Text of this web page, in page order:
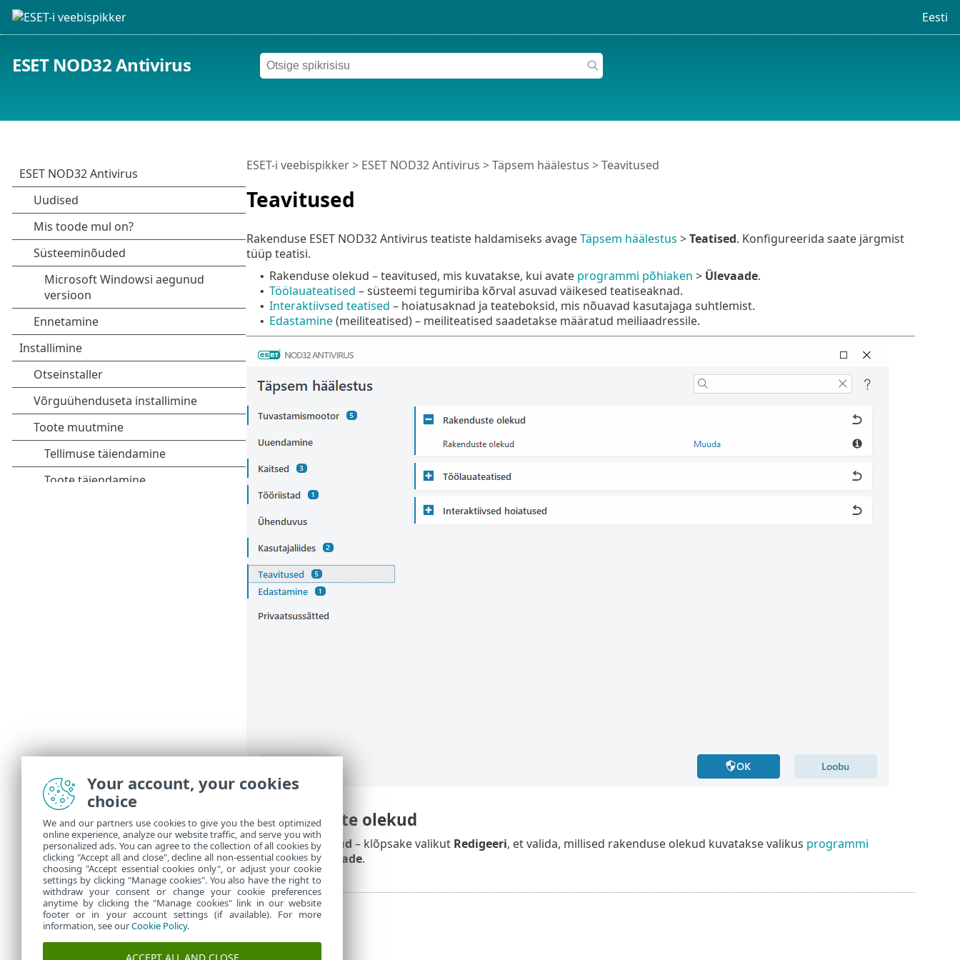
Eesti
ESET NOD32 Antivirus
Teavitused
ESET-i veebispikker> ESET NOD32 Antivirus >Täpsem häälestus > Teavitused
Rakenduse ESET NOD32 Antivirus teatiste haldamiseks avageTäpsem häälestus >Teatised. Konfigureerida saate järgmist
tüüp teatisi.
• Rakenduse olekud – teavitused, mis kuvatakse, kui avate programmi põhiaken > Ülevaade.
• Töölauateatised – süsteemi tegumiriba kõrval asuvad väikesed teatiseaknad.
• Interaktiivsed teatised – hoiatusaknad ja teateboksid, mis nõuavad kasutajaga suhtlemist.
• Edastamine(meiliteatised) – meiliteatised saadetakse määratud meiliaadressile.
Rakenduste olekud
Rakenduse olekud – klõpsake valikut Redigeeri, et valida, millised rakenduse olekud kuvatakse valikus programmi
põhiaken> Ülevaade.
Your account, your cookies
choice
We and our partners use cookies to give you the best optimized
online experience, analyze our website traffic, and serve you with
personalized ads. You can agree to the collection of all cookies by
clicking "Accept all and close", decline all non-essential cookies by
choosing "Accept essential cookies only", or adjust your cookie
settings by clicking "Manage cookies". You also have the right to
withdraw your consent or change your cookie preferences
anytime by clicking the "Manage cookies" link in our website
footer or in your account settings (if available). For more
information, see ourCookie Policy.